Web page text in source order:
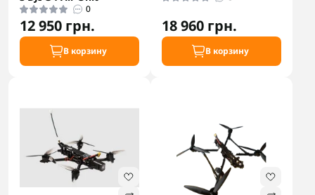
0
12 950 грн.
В корзину
18 960 грн.
В корзину